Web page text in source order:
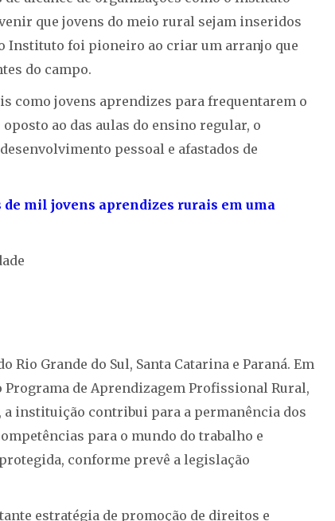
que jovens do meio rural sejam inseridos
Instituto foi pioneiro ao criar um arranjo que
do campo.
como jovens aprendizes para frequentarem o
ao das aulas do ensino regular, o
pessoal e afastados de
mil jovens aprendizes rurais em uma
Rio Grande do Sul, Santa Catarina e Paraná. Em
Programa de Aprendizagem Profissional Rural,
instituição contribui para a permanência dos
para o mundo do trabalho e
conforme prevê a legislação
estratégia de promoção de direitos e